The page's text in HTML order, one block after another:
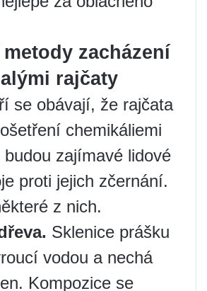
zacházení
rajčaty
se obávají, že rajčata
chemikáliemi
budou zajímavé lidové
proti jejich zčernání.
z nich.
Sklenice prášku
vodou a nechá
Kompozice se